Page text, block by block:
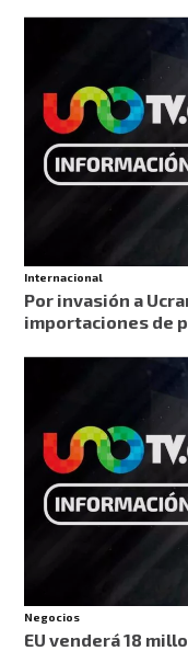
Internacional
Por invasión a
importaciones de
Negocios
EU venderá 18